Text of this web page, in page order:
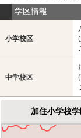
学区情報
小学校区
中学校区
加住小学校